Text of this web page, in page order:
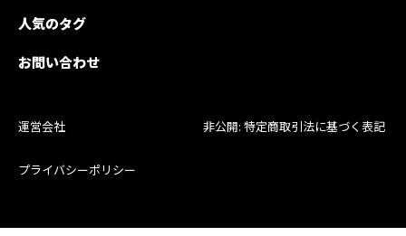
人気のタグ
お問い合わせ
運営会社 非公開: 特定商取引法に基づく表記
プライバシーポリシー